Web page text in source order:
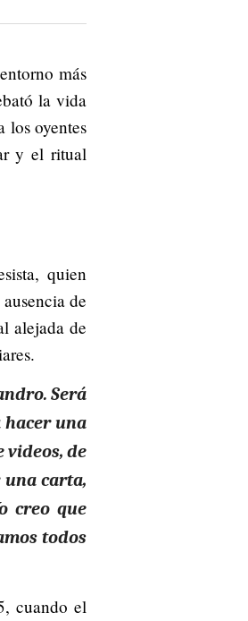
más
la vida
los oyentes
y el ritual
quien
de
alejada de
Será
hacer una
videos, de
carta,
creo que
todos
cuando el